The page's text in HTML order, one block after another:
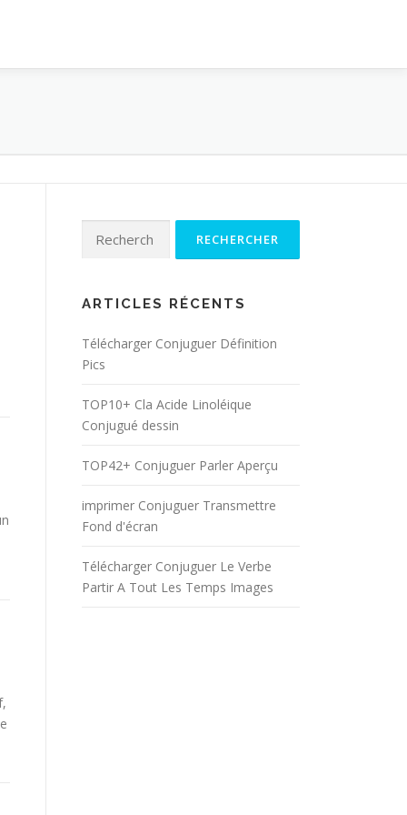
Rechercher :
ARTICLES RÉCENTS
Télécharger Conjuguer Définition
Pics
TOP10+ Cla Acide Linoléique
Conjugué dessin
TOP42+ Conjuguer Parler Aperçu
imprimer Conjuguer Transmettre
Fond d'écran
Télécharger Conjuguer Le Verbe
Partir A Tout Les Temps Images